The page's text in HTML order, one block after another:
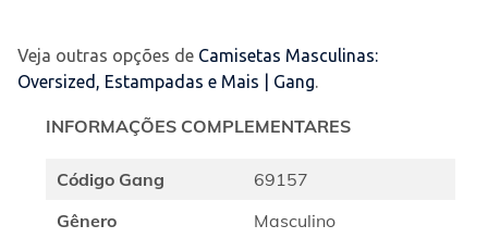
Veja outras opções de Camisetas Masculinas:
Oversized, Estampadas e Mais | Gang.
INFORMAÇÕES COMPLEMENTARES
Código Gang
69157
Gênero
Masculino